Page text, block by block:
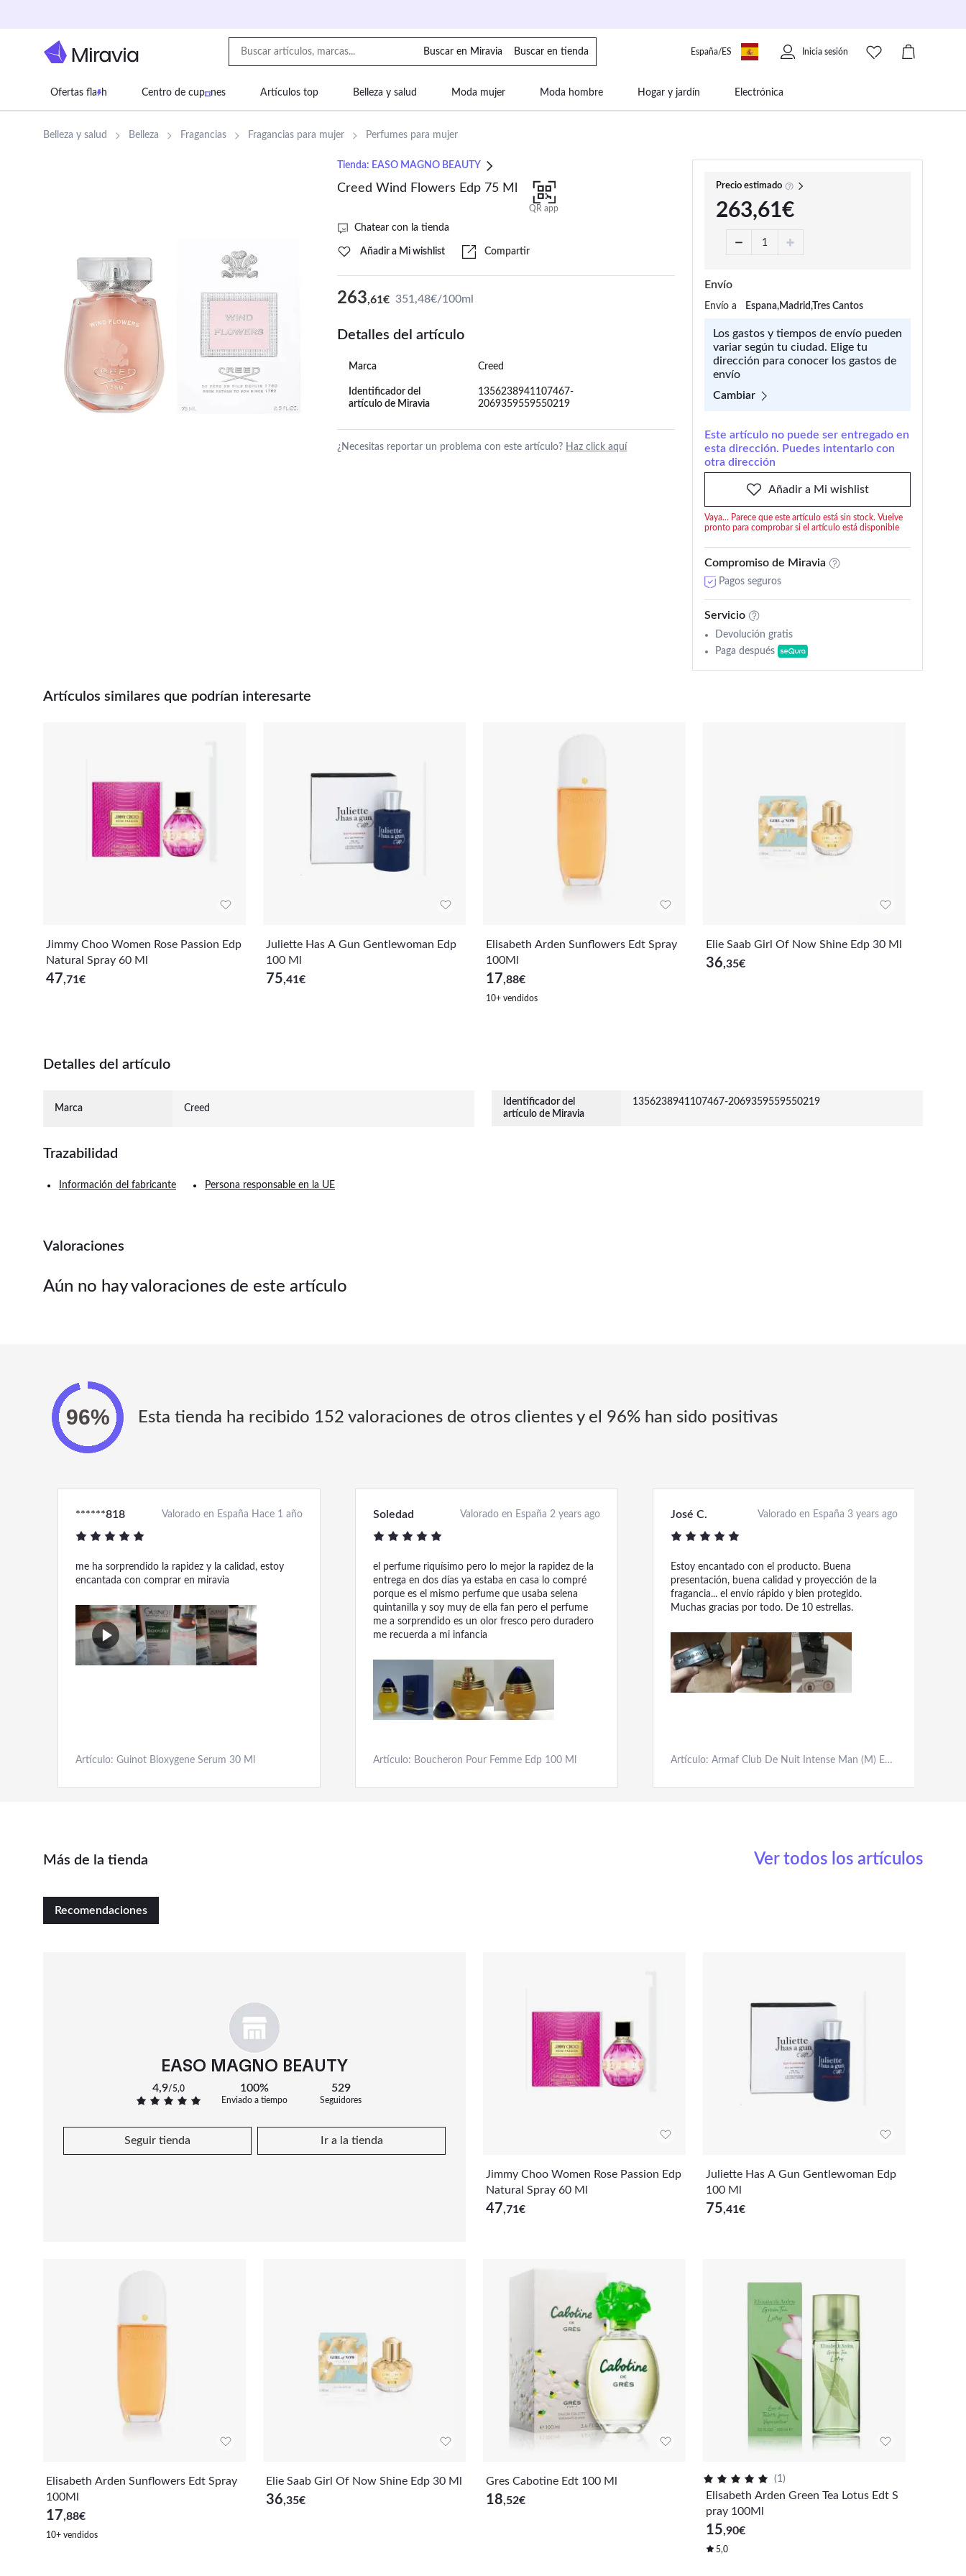
Buscar en Miravia Buscar en tienda España/ES Inicia sesión
Ofertas fla h Centro de cup nes Artículos top Belleza y salud Moda mujer Moda hombre Hogar y jardín Electrónica
Supermercado Juguetes Deportes Equipaje Mascotas
Belleza y salud Belleza Fragancias Fragancias para mujer Perfumes para mujer
Tienda: EASO MAGNO BEAUTY
Creed Wind Flowers Edp 75 Ml
QR app
Chatear con la tienda
Añadir a Mi wishlist Compartir
263,61€ 351,48€/100ml
Detalles del artículo
Marca Creed
Identificador del
artículo de Miravia
1356238941107467-
2069359559550219
¿Necesitas reportar un problema con este artículo? Haz click aquí
Precio estimado
263,61€
Envío
Envío a Espana,Madrid,Tres Cantos
Los gastos y tiempos de envío pueden
variar según tu ciudad. Elige tu
dirección para conocer los gastos de
envío
Cambiar
Este artículo no puede ser entregado en
esta dirección. Puedes intentarlo con
otra dirección
Añadir a Mi wishlist
Vaya... Parece que este artículo está sin stock. Vuelve
pronto para comprobar si el artículo está disponible
Compromiso de Miravia
Pagos seguros
Servicio
Devolución gratis
Paga después
Artículos similares que podrían interesarte
Jimmy Choo Women Rose Passion Edp
Natural Spray 60 Ml
47,71€
Juliette Has A Gun Gentlewoman Edp
100 Ml
75,41€
Elisabeth Arden Sunflowers Edt Spray
100Ml
17,88€
10+ vendidos
Elie Saab Girl Of Now Shine Edp 30 Ml
36,35€
Detalles del artículo
Marca Creed
Identificador del
artículo de Miravia
1356238941107467-2069359559550219
Trazabilidad
Información del fabricante Persona responsable en la UE
Valoraciones
Aún no hay valoraciones de este artículo
Esta tienda ha recibido 152 valoraciones de otros clientes y el 96% han sido positivas
******818 Valorado en España Hace 1 año
me ha sorprendido la rapidez y la calidad, estoy
encantada con comprar en miravia
Artículo: Guinot Bioxygene Serum 30 Ml
Soledad Valorado en España 2 years ago
el perfume riquísimo pero lo mejor la rapidez de la
entrega en dos días ya estaba en casa lo compré
porque es el mismo perfume que usaba selena
quintanilla y soy muy de ella fan pero el perfume
me a sorprendido es un olor fresco pero duradero
me recuerda a mi infancia
Artículo: Boucheron Pour Femme Edp 100 Ml
José C. Valorado en España 3 years ago
Estoy encantado con el producto. Buena
presentación, buena calidad y proyección de la
fragancia... el envío rápido y bien protegido.
Muchas gracias por todo. De 10 estrellas.
Artículo: Armaf Club De Nuit Intense Man (M) Edt 105Ml
Más de la tienda Ver todos los artículos
Recomendaciones
EASO MAGNO BEAUTY
4,9/5,0 100%
Enviado a tiempo
529
Seguidores
Seguir tienda Ir a la tienda
Jimmy Choo Women Rose Passion Edp
Natural Spray 60 Ml
47,71€
Juliette Has A Gun Gentlewoman Edp
100 Ml
75,41€
Elisabeth Arden Sunflowers Edt Spray
100Ml
17,88€
10+ vendidos
Elie Saab Girl Of Now Shine Edp 30 Ml
36,35€
Gres Cabotine Edt 100 Ml
18,52€
(1)
Elisabeth Arden Green Tea Lotus Edt S
pray 100Ml
15,90€
5,0